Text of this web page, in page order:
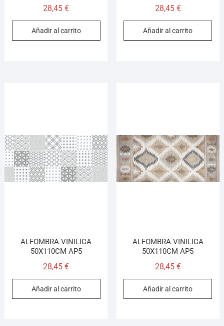
28,45€
Añadir al carrito
28,45 €
Añadir al carrito
ALFOMBRA VINILICA
50X110CM AP5
28,45€
Añadir al carrito
ALFOMBRA VINILICA
50X110CM AP5
28,45 €
Añadir al carrito